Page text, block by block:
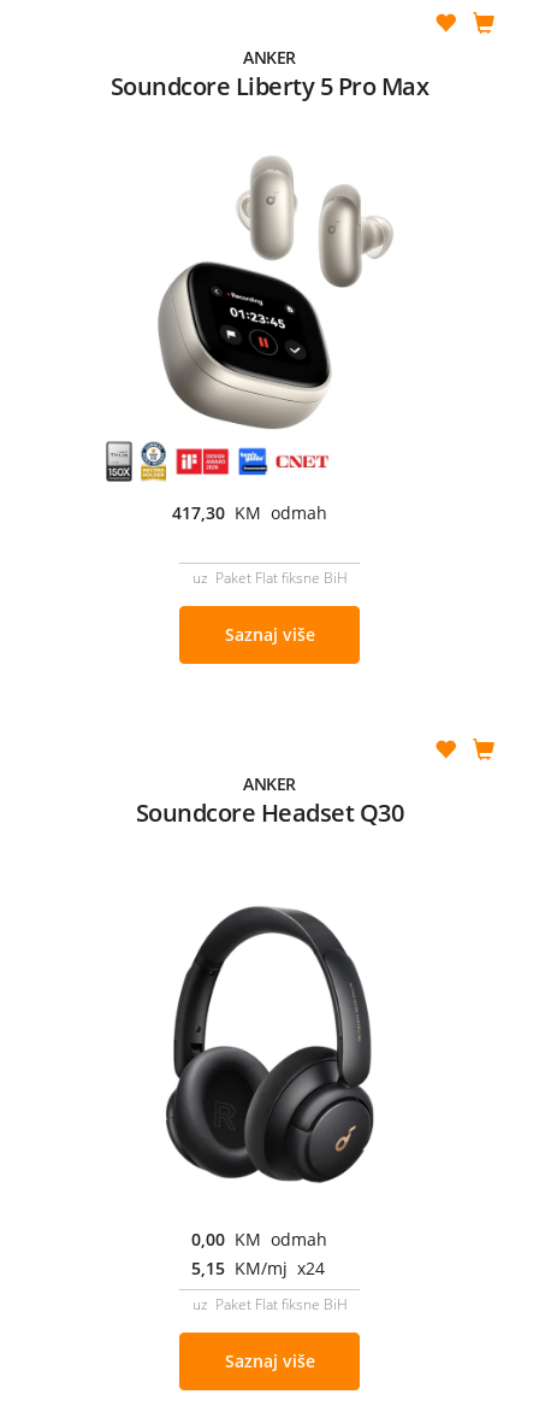
ANKER
Soundcore Liberty 5 Pro Max
417,30 KM odmah
uz Paket Flat fiksne BiH
Saznaj više
ANKER
Soundcore Headset Q30
0,00 KM odmah
5,15 KM/mj x24
uz Paket Flat fiksne BiH
Saznaj više